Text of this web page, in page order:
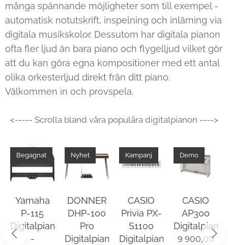
många spännande möjligheter som till exempel -
automatisk notutskrift, inspelning och inlärning via
digitala musikskolor. Dessutom har digitala pianon
ofta fler ljud än bara piano och flygelljud vilket gör
att du kan göra egna kompositioner med ett antal
olika orkesterljud direkt från ditt piano.
Välkommen in och provspela.
<----- Scrolla bland våra populära digitalpianon ---->
Yamaha
P-115
Digitalpiano
-
Begagnat
DONNER
DHP-100
Pro
Digitalpiano
Nyhet
CASIO
Privia PX-
S1100
Digitalpiano
Kampanj
CASIO
AP300
Digitalpiano
Demo
9 900,00